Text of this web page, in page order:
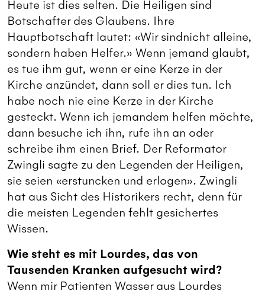
Heute ist dies selten. Die Heiligen sind
Botschafter des Glaubens. Ihre
Hauptbotschaft lautet: «Wir sindnicht alleine,
sondern haben Helfer.» Wenn jemand glaubt,
es tue ihm gut, wenn er eine Kerze in der
Kirche anzündet, dann soll er dies tun. Ich
habe noch nie eine Kerze in der Kirche
gesteckt. Wenn ich jemandem helfen möchte,
dann besuche ich ihn, rufe ihn an oder
schreibe ihm einen Brief. Der Reformator
Zwingli sagte zu den Legenden der Heiligen,
sie seien «erstuncken und erlogen». Zwingli
hat aus Sicht des Historikers recht, denn für
die meisten Legenden fehlt gesichertes
Wissen.
Wie steht es mit Lourdes, das von
Tausenden Kranken aufgesucht wird?
Wenn mir Patienten Wasser aus Lourdes